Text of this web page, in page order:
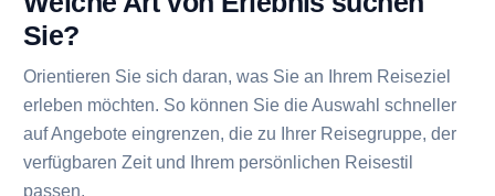
Sie?
Orientieren Sie sich daran, was Sie an Ihrem Reiseziel
erleben möchten. So können Sie die Auswahl schneller
auf Angebote eingrenzen, die zu Ihrer Reisegruppe, der
verfügbaren Zeit und Ihrem persönlichen Reisestil
passen.